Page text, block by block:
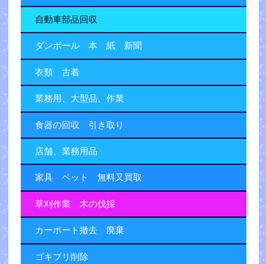
自動車部品回収
ダンボール 本 紙 新聞
衣類 古着
業務用、大型品、作業
食器の回収 引き取り
店舗、業務用品
家具 ベット 無料又買取
草刈作業 木の伐採
カーポート撤去 廃棄
ゴキブリ削除